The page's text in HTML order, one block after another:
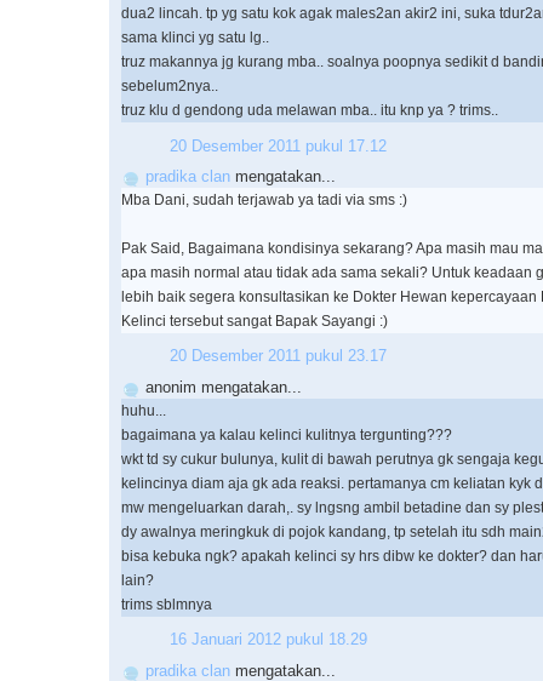
dua2 lincah. tp yg satu kok agak males2an akir2 ini, suka
sama klinci yg satu lg..
truz makannya jg kurang mba.. soalnya poopnya sedikit d
sebelum2nya..
truz klu d gendong uda melawan mba.. itu knp ya ? trims..
20 Desember 2011 pukul 17.12
pradika clan mengatakan...
Mba Dani, sudah terjawab ya tadi via sms :)
Pak Said, Bagaimana kondisinya sekarang? Apa masih mau
apa masih normal atau tidak ada sama sekali? Untuk keadaan
lebih baik segera konsultasikan ke Dokter Hewan kepercayaan
Kelinci tersebut sangat Bapak Sayangi :)
20 Desember 2011 pukul 23.17
anonim mengatakan...
huhu...
bagaimana ya kalau kelinci kulitnya tergunting???
wkt td sy cukur bulunya, kulit di bawah perutnya gk sengaja
kelincinya diam aja gk ada reaksi. pertamanya cm keliatan kyk
mw mengeluarkan darah,. sy lngsng ambil betadine dan sy
dy awalnya meringkuk di pojok kandang, tp setelah itu sdh
bisa kebuka ngk? apakah kelinci sy hrs dibw ke dokter? dan
lain?
trims sblmnya
16 Januari 2012 pukul 18.29
pradika clan mengatakan...